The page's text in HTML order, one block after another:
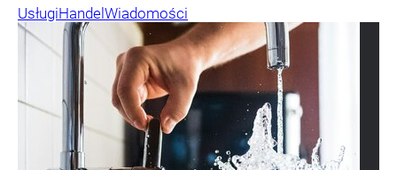
UsługiHandelWiadomości